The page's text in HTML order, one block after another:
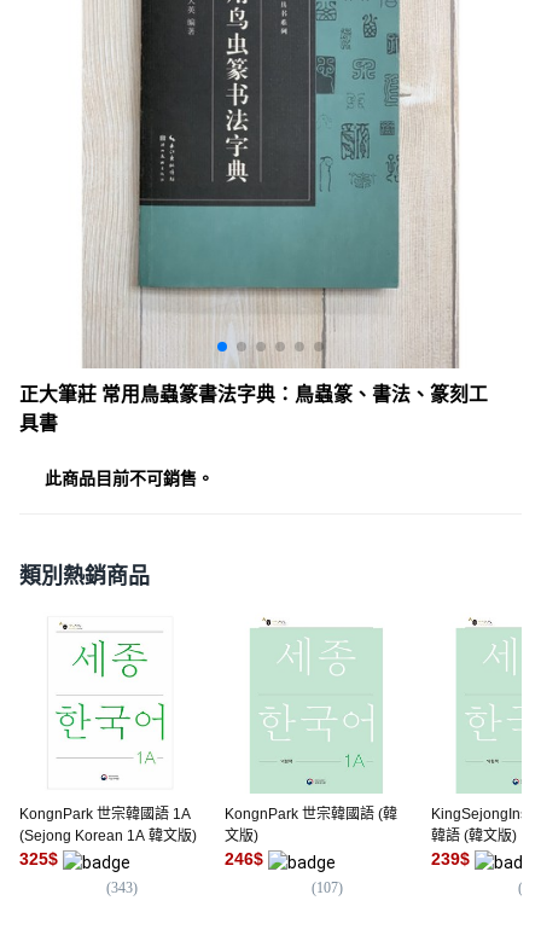
正大筆莊 常用鳥蟲篆書法字典：鳥蟲篆、書法、篆刻工
具書
此商品目前不可銷售。
類別熱銷商品
KongnPark 世宗韓國語 1A
(Sejong Korean 1A 韓文版)
325$
(343)
KongnPark 世宗韓國語 (韓
文版)
246$
(107)
韓語 (韓文版)
239$
(